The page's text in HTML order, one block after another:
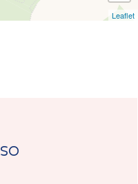
Leaflet